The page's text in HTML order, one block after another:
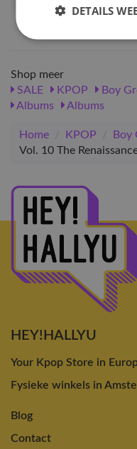
Shop meer
SALE
KPOP Boy
Albums
Albums
Home / KPOP / Boy
Vol. 10 The
HEY!HALLYU
Your Kpop Store in
Fysieke winkels in
Blog
Contact
DETAILS